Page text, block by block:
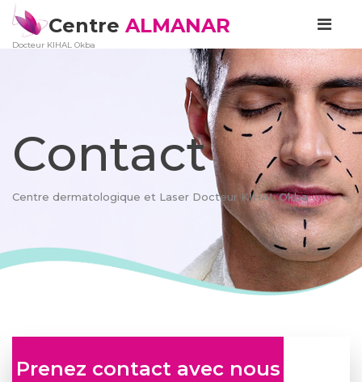
Centre ALMANAR
Docteur KIHAL Okba
Contact
Centre dermatologique et Laser Docteur KIHAL Okba
Prenez contact avec nous